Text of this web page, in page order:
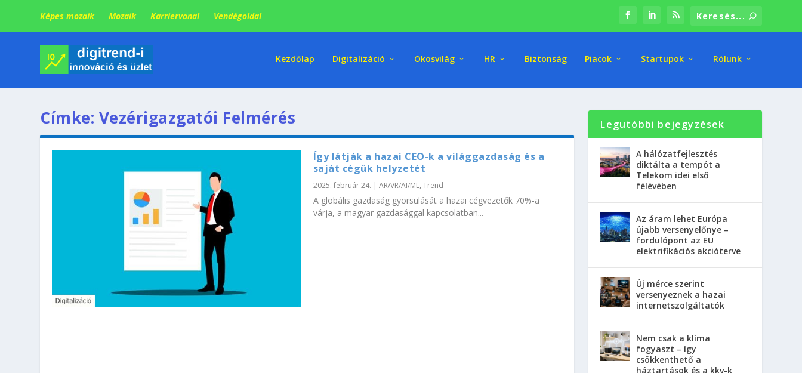
Képes mozaik Mozaik Karriervonal Vendégoldal
Kezdőlap Digitalizáció Okosvilág HR Biztonság Piacok Startupok Rólunk
Címke: Vezérigazgatói Felmérés
Így látják a hazai CEO-k a világgazdaság és a
saját cégük helyzetét
2025. február 24. | AR/VR/AI/ML, Trend
A globális gazdaság gyorsulását a hazai cégvezetők 70%-a
várja, a magyar gazdasággal kapcsolatban...
Legutóbbi bejegyzések
A hálózatfejlesztés
diktálta a tempót a
Telekom idei első
félévében
Az áram lehet Európa
újabb versenyelőnye –
fordulópont az EU
elektrifikációs akcióterve
Új mérce szerint
versenyeznek a hazai
internetszolgáltatók
Nem csak a klíma
fogyaszt – így
csökkenthető a
háztartások és a kkv-k